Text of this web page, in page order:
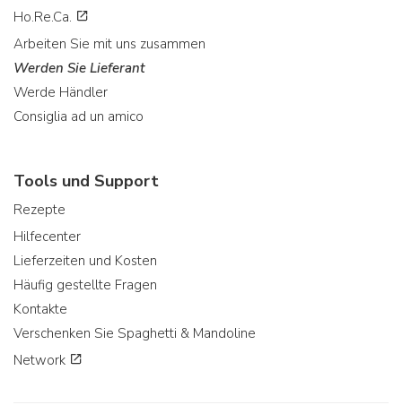
Ho.Re.Ca.
Arbeiten Sie mit uns zusammen
Werden Sie Lieferant
Werde Händler
Consiglia ad un amico
Tools und Support
Rezepte
Hilfecenter
Lieferzeiten und Kosten
Häufig gestellte Fragen
Kontakte
Verschenken Sie Spaghetti & Mandoline
Network